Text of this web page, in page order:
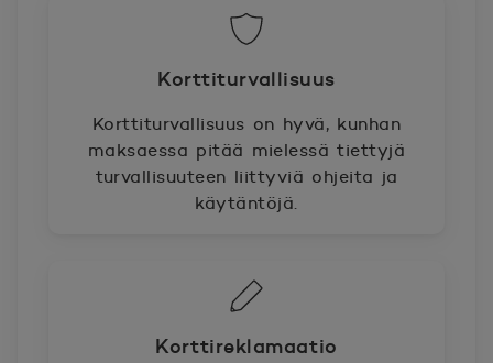
Korttiturvallisuus
Korttiturvallisuus on hyvä, kunhan
maksaessa pitää mielessä tiettyjä
turvallisuuteen liittyviä ohjeita ja
käytäntöjä.
Korttireklamaatio